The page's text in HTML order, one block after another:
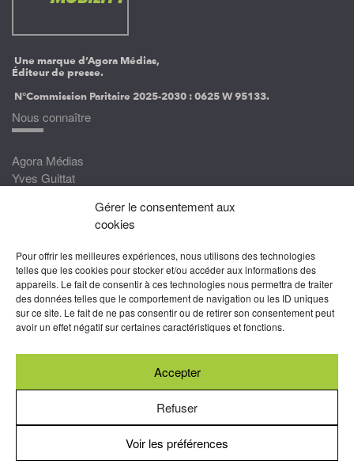
Gérer le consentement aux
cookies
Pour offrir les meilleures expériences, nous utilisons des technologies
telles que les cookies pour stocker et/ou accéder aux informations des
appareils. Le fait de consentir à ces technologies nous permettra de traiter
des données telles que le comportement de navigation ou les ID uniques
sur ce site. Le fait de ne pas consentir ou de retirer son consentement peut
avoir un effet négatif sur certaines caractéristiques et fonctions.
Accepter
Refuser
Voir les préférences
Une marque d’Agora Médias,
Éditeur de presse.
N°Commission Paritaire 2025-2030 :0625 W 95133.
Nous connaître
Agora Médias
Yves Guittat
Devenez correspondant
Rejoignez nos experts
Devenez Partenaire
Nous suivre
Abonnez-vous à nos newsletters
Conditions générales d’utilisation
de cookies